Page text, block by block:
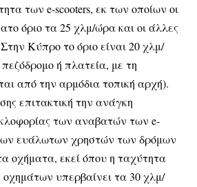
των e-scooters, εκ των οποίων οι
όριο τα 25 χλμ/ώρα και οι άλλες
Κύπρο το όριο είναι 20 χλμ/
ή πλατεία, με τη
από την αρμόδια τοπική αρχή).
επιτακτική την ανάγκη
των αναβατών των e-
ευάλωτων χρηστών των δρόμων
οχήματα, εκεί όπου η ταχύτητα
υπερβαίνει τα 30 χλμ/